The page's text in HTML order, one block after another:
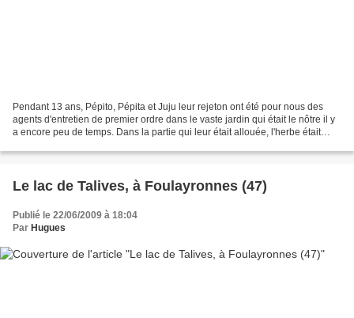
Pendant 13 ans, Pépito, Pépita et Juju leur rejeton ont été pour nous des
agents d'entretien de premier ordre dans le vaste jardin qui était le nôtre il y
a encore peu de temps. Dans la partie qui leur était allouée, l'herbe était
Le lac de Talives, à Foulayronnes (47)
Publié le 22/06/2009 à 18:04
Par Hugues